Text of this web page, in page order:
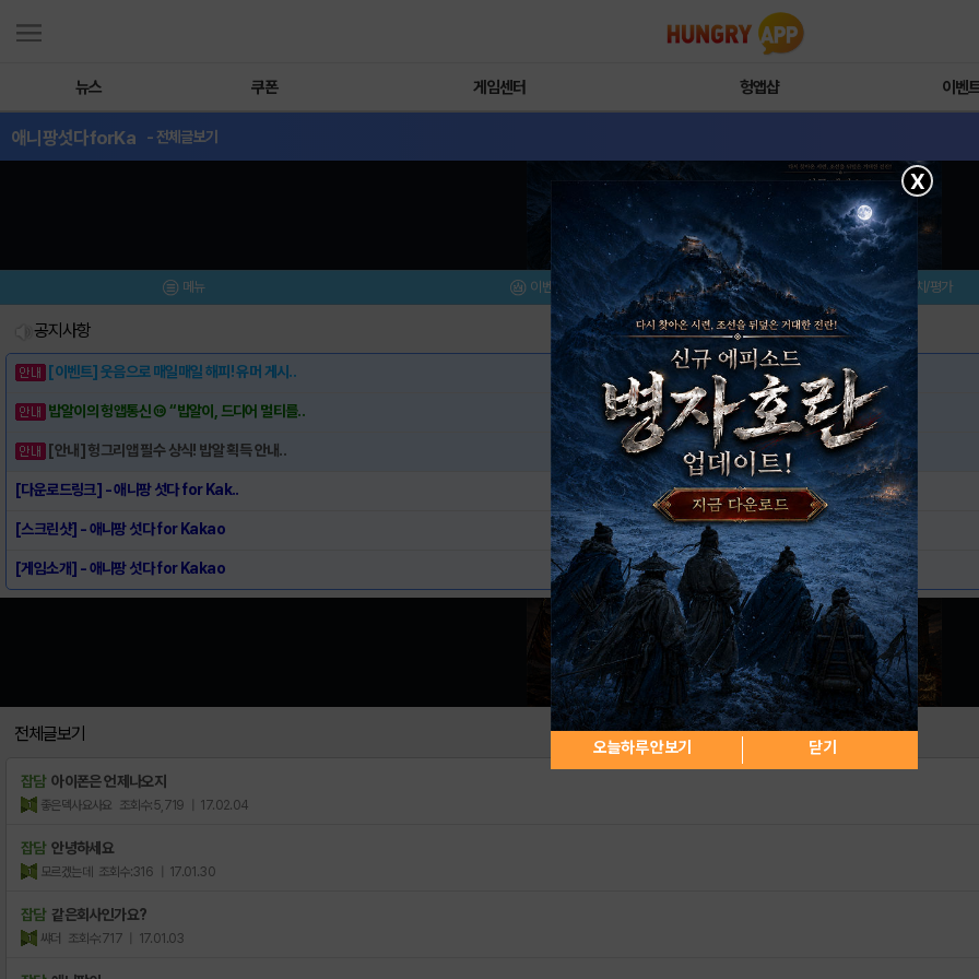
뉴스 쿠폰 게임센터 헝앱샵 이벤
애니팡섯다forKa - 전체글보기
메뉴 이벤트/미션 설치/평가
공지사항
[이벤트] 웃음으로 매일매일 해피! 유머 게시..
밥알이의 헝앱통신 ⑲ “밥알이, 드디어 멀티를..
[안내] 헝그리앱 필수 상식! 밥알 획득 안내..
[다운로드링크] - 애니팡 섯다 for Kak..
[스크린샷] - 애니팡 섯다 for Kakao
[게임소개] - 애니팡 섯다 for Kakao
전체글보기
잡담 아이폰은 언제나오지
좋은덱사요사요 조회수:5,719 | 17.02.04
잡담 안녕하세요
모르겠는데 조회수:316 | 17.01.30
잡담 같은회사인가요?
쌰더 조회수:717 | 17.01.03
X
오늘하루 안보기 닫기